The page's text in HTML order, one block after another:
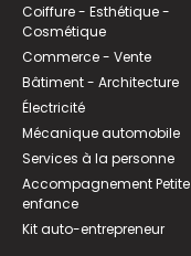
Coiffure - Esthétique -
Cosmétique
Commerce - Vente
Bâtiment - Architecture
Électricité
Mécanique automobile
Services à la personne
Accompagnement Petite
enfance
Kit auto-entrepreneur